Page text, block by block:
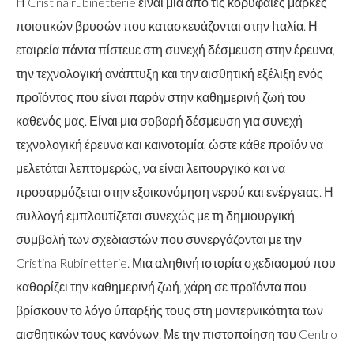
ποιοτικών βρυσών που κατασκευάζονται στην Ιταλία. Η
εταιρεία πάντα πίστευε στη συνεχή δέσμευση στην έρευνα,
την τεχνολογική ανάπτυξη και την αισθητική εξέλιξη ενός
προϊόντος που είναι παρόν στην καθημερινή ζωή του
καθενός μας. Είναι μια σοβαρή δέσμευση για συνεχή
τεχνολογική έρευνα και καινοτομία, ώστε κάθε προϊόν να
μελετάται λεπτομερώς, να είναι λειτουργικό και να
προσαρμόζεται στην εξοικονόμηση νερού και ενέργειας. Η
συλλογή εμπλουτίζεται συνεχώς με τη δημιουργική
συμβολή των σχεδιαστών που συνεργάζονται με την
Cristina Rubinetterie. Μια αληθινή ιστορία σχεδιασμού που
καθορίζει την καθημερινή ζωή, χάρη σε προϊόντα που
βρίσκουν το λόγο ύπαρξής τους στη μοντερνικότητα των
αισθητικών τους κανόνων. Με την πιστοποίηση του Centro